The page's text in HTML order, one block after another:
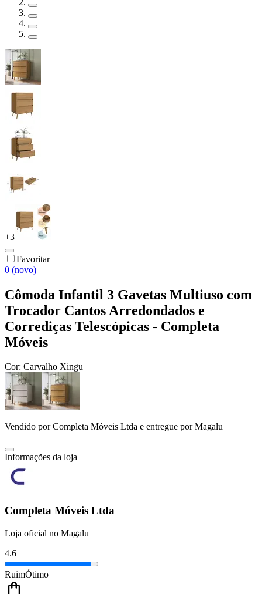
+3
Favoritar
0 (novo)
Cômoda Infantil 3 Gavetas Multiuso com
Trocador Cantos Arredondados e
Corrediças Telescópicas - Completa
Móveis
Cor: Carvalho Xingu
Vendido porCompleta Móveis Ltda e entregue por Magalu
Informações da loja
Completa Móveis Ltda
Loja oficial no Magalu
4.6
RuimÓtimo